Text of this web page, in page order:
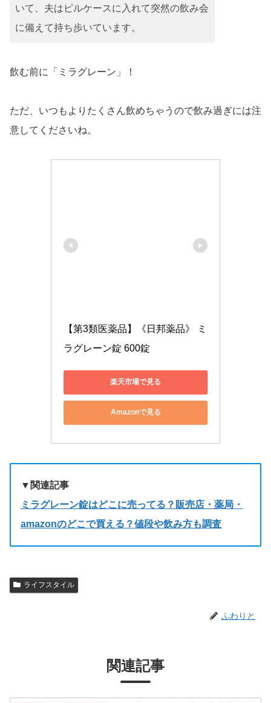
いて、夫はピルケースに入れて突然の飲み会
に備えて持ち歩いています。
飲む前に「ミラグレーン」！
ただ、いつもよりたくさん飲めちゃうので飲み過ぎには注
意してくださいね。
【第3類医薬品】《日邦薬品》 ミ
ラグレーン錠 600錠
楽天市場で見る
Amazonで見る
▼関連記事
ミラグレーン錠はどこに売ってる？販売店・薬局・
amazonのどこで買える？値段や飲み方も調査
ライフスタイル
ふわりと
関連記事